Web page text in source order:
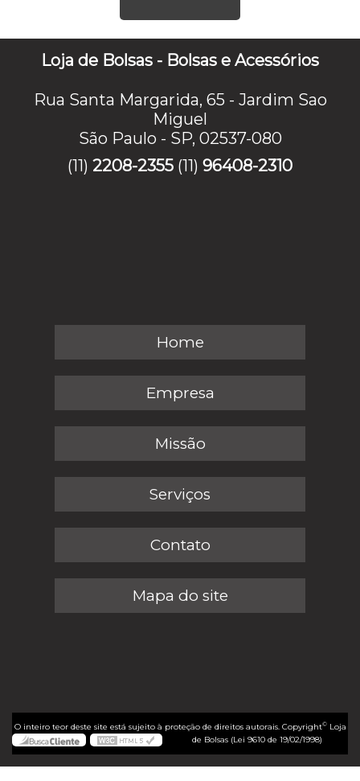
Loja de Bolsas - Bolsas e Acessórios
Rua Santa Margarida, 65 - Jardim Sao
Miguel
São Paulo - SP, 02537-080
(11) 2208-2355 (11) 96408-2310
Home
Empresa
Missão
Serviços
Contato
Mapa do site
O inteiro teor deste site está sujeito à proteção de direitos autorais. Copyright©Loja
de Bolsas (Lei 9610 de 19/02/1998)